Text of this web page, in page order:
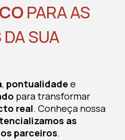
PARA AS
DA SUA
, pontualidade e
para transformar
real. Conheça nossa
as
parceiros.